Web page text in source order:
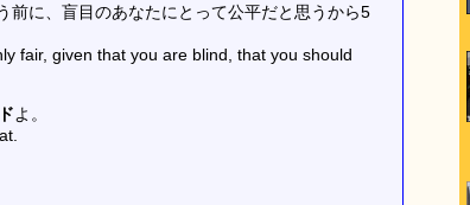
前に、盲目のあなたにとって公平だと思うから5
fair, given that you are blind, that you should
よ。